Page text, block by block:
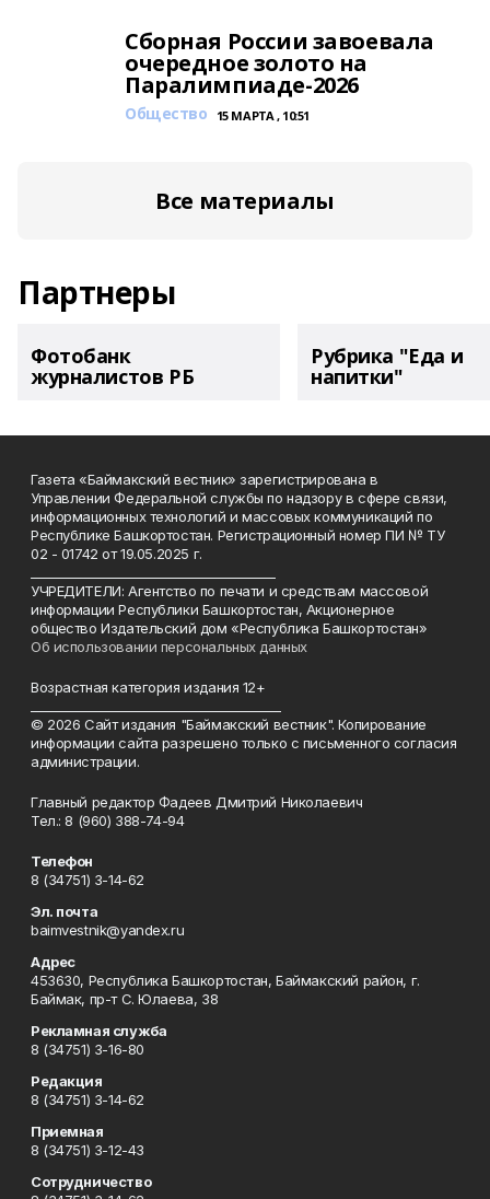
Сборная России завоевала
очередное золото на
Паралимпиаде-2026
Общество 15 МАРТА , 10:51
Все материалы
Партнеры
Фотобанк
журналистов РБ
Рубрика "Еда и
напитки"
Газета «Баймакский вестник» зарегистрирована в
Управлении Федеральной службы по надзору в сфере связи,
информационных технологий и массовых коммуникаций по
Республике Башкортостан. Регистрационный номер ПИ № ТУ
02 - 01742 от 19.05.2025 г.
УЧРЕДИТЕЛИ: Агентство по печати и средствам массовой
информации Республики Башкортостан, Акционерное
общество Издательский дом «Республика Башкортостан»
Об использовании персональных данных
Возрастная категория издания 12+
© 2026 Сайт издания "Баймакский вестник". Копирование
информации сайта разрешено только с письменного согласия
администрации.
Главный редактор Фадеев Дмитрий Николаевич
Тел.: 8 (960) 388-74-94
Телефон
8 (34751) 3-14-62
Эл. почта
baimvestnik@yandex.ru
Адрес
453630, Республика Башкортостан, Баймакский район, г.
Баймак, пр-т С. Юлаева, 38
Рекламная служба
8 (34751) 3-16-80
Редакция
8 (34751) 3-14-62
Приемная
8 (34751) 3-12-43
Сотрудничество